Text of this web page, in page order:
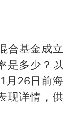
合基金成立
是多少？以
月26日前海
现详情，供